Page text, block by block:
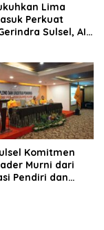
Lima
Perkuat
Sulsel, AIA
Komitmen
Murni dari
Pendiri dan